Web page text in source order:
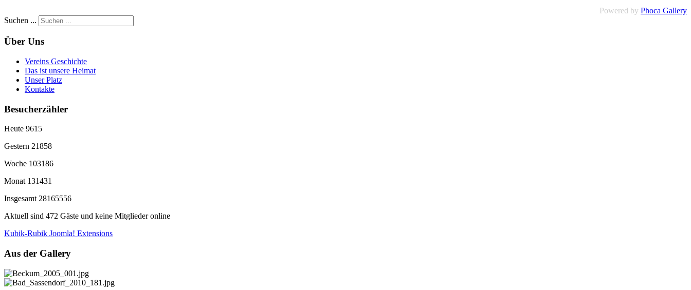
Powered by Phoca Gallery
Suchen ...
Über Uns
Vereins Geschichte
Das ist unsere Heimat
Unser Platz
Kontakte
Besucherzähler
Heute 9615
Gestern 21858
Woche 103186
Monat 131431
Insgesamt 28165556
Aktuell sind 472 Gäste und keine Mitglieder online
Kubik-Rubik Joomla! Extensions
Aus der Gallery